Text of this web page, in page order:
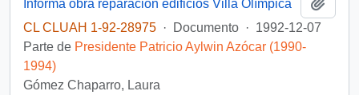
Informa obra reparación edificios Villa Olímpica
CL CLUAH 1-92-28975 · Documento · 1992-12-07
Parte de Presidente Patricio Aylwin Azócar (1990-
1994)
Gómez Chaparro, Laura